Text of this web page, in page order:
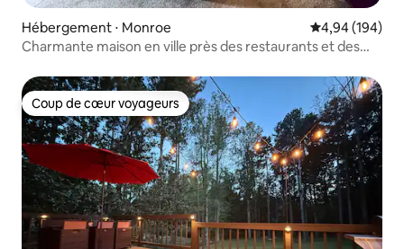
Hébergement ⋅ Monroe Évaluation
4,94 (194)
Charmante maison en ville près des restaurants et des
Coup de cœur voyageurs
Coup de cœur voyageurs